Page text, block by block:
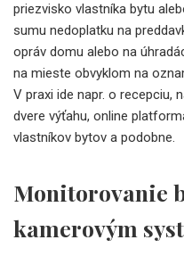
priezvisko vlastníka bytu
sumu nedoplatku na
opráv domu alebo na
na mieste obvyklom na
V praxi ide napr. o recepciu,
dvere výťahu, online
vlastníkov bytov a podobne.
Monitorovanie
kamerovým